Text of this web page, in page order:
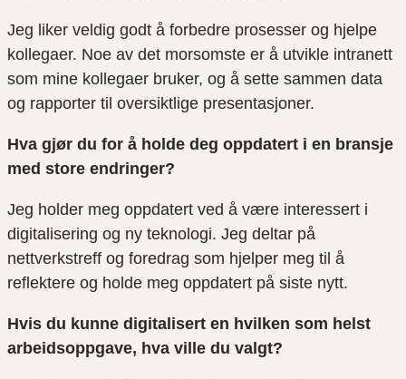
Jeg liker veldig godt å forbedre prosesser og hjelpe
kollegaer. Noe av det morsomste er å utvikle intranett
som mine kollegaer bruker, og å sette sammen data
og rapporter til oversiktlige presentasjoner.
Hva gjør du for å holde deg oppdatert i en bransje
med store endringer?
Jeg holder meg oppdatert ved å være interessert i
digitalisering og ny teknologi. Jeg deltar på
nettverkstreff og foredrag som hjelper meg til å
reflektere og holde meg oppdatert på siste nytt.
Hvis du kunne digitalisert en hvilken som helst
arbeidsoppgave, hva ville du valgt?